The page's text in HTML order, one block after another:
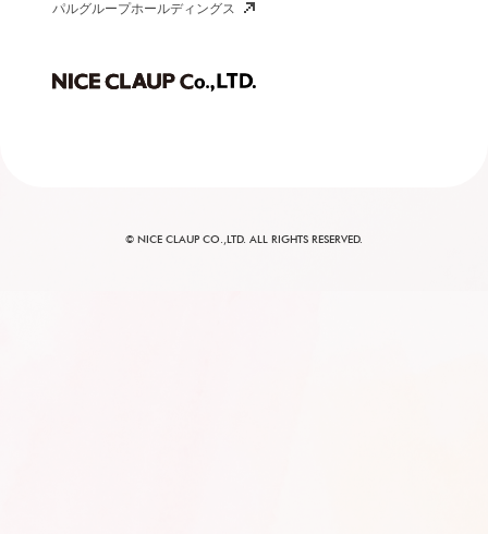
パルグループホールディングス
© NICE CLAUP CO.,LTD. ALL RIGHTS RESERVED.